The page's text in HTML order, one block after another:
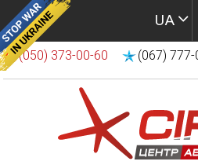
UA
(050) 373-00-60 (067) 777-